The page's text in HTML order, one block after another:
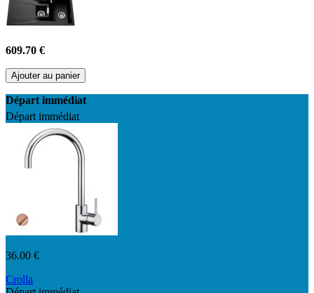
609.70 €
Ajouter au panier
Départ immédiat
Départ immédiat
36.00 €
Crolla